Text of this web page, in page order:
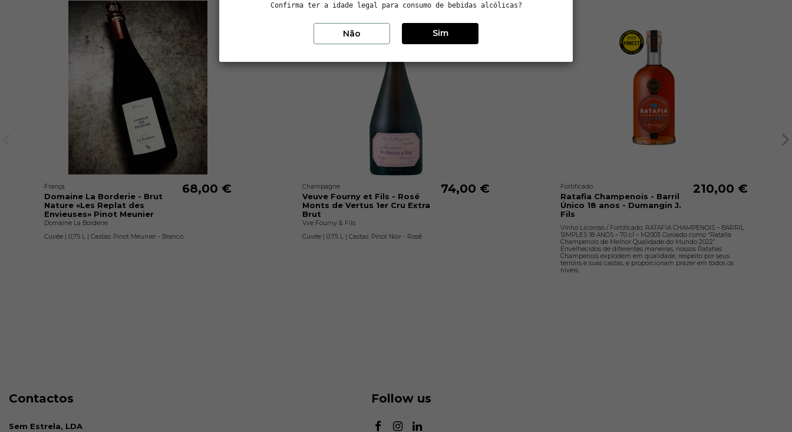
França
Domaine La Borderie - Brut
Nature «Les Replat des
Envieuses» Pinot Meunier
Domaine La Borderie
68,00 €
Cuvée | 0,75 L | Castas: Pinot Meunier - Branco
Champagne
Veuve Fourny et Fils - Rosé
Monts de Vertus 1er Cru Extra
Brut
Vve Fourny & Fils
74,00 €
Cuvée | 0,75 L | Castas: Pinot Noir - Rosê
Fortificado
Ratafia Champenois - Barril
Único 18 anos - Dumangin J.
Fils
210,00 €
Vinho Licoroso / Fortificado. RATAFIA CHAMPENOIS – BARRIL
SIMPLES 18 ANOS – 70 cl – M2003 Coroado como “Ratafia
Champenois de Melhor Qualidade do Mundo 2022”
Envelhecidos de diferentes maneiras, nossos Ratafias
Champenois explodem em qualidade, respeito por seus
terroirs e suas castas, e proporcionam prazer em todos os
níveis.
Contactos
Sem Estrela, LDA
Confirma ter a idade legal para consumo de bebidas alcólicas?
Não Sim
Follow us